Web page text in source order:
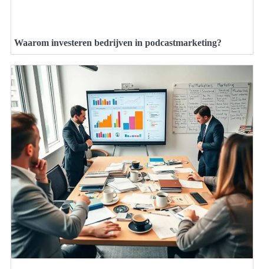
Waarom investeren bedrijven in podcastmarketing?